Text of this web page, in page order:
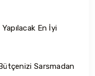
En İyi
Sarsmadan